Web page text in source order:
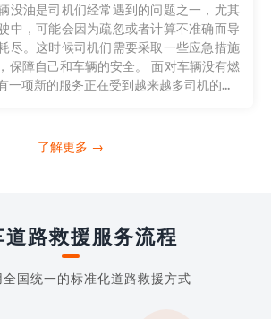
没油是司机们经常遇到的问题之一，尤其
中，可能会因为疏忽或者计算不准确而导
尽。这时候司机们需要采取一些应急措施
保障自己和车辆的安全。 面对车辆没有燃
一项新的服务正在受到越来越多司机的...
了解更多 →
道路救援服务流程
国统一的标准化道路救援方式